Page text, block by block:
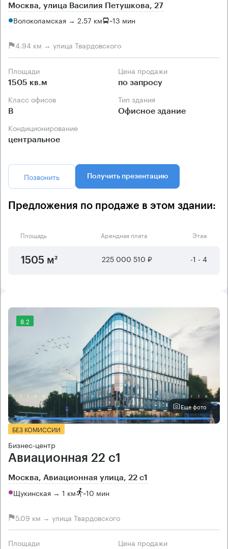
Москва, улица Василия Петушкова, 27
Волоколамская → 2.57 км ~13 мин
4.94 км → улица Твардовского
Площади
1505 кв.м
Цена продажи
по запросу
Класс офисов
B
Тип здания
Офисное здание
Кондиционирование
центральное
Позвонить Получить презентацию
Предложения по продаже в этом здании:
Площадь Арендная плата Этаж
1505 м² 225 000 510 ₽ -1 - 4
8.2
Еще фото
БЕЗ КОМИССИИ
Бизнес-центр
Авиационная 22 с1
Москва, Авиационная улица, 22 с1
Щукинская → 1 км ~10 мин
5.09 км → улица Твардовского
Площади Цена продажи